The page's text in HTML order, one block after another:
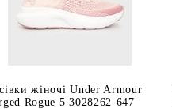
жіночі Under Armour
Rogue 5 3028262-647